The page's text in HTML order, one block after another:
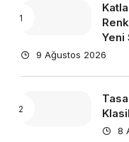
Yeni
9 Ağustos 2026
8